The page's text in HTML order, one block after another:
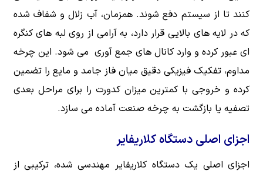
کنند تا از سیستم دفع شوند. همزمان، آب زلال و شفاف شده
که در لایه های بالایی قرار دارد، به آرامی از روی لبه های کنگره
ای عبور کرده و وارد کانال های جمع آوری می شود. این چرخه
مداوم، تفکیک فیزیکی دقیق میان فاز جامد و مایع را تضمین
کرده و خروجی با کمترین میزان کدورت را برای مراحل بعدی
تصفیه یا بازگشت به چرخه صنعت آماده می سازد.
اجزای اصلی دستگاه کلاریفایر
اجزای اصلی یک دستگاه کلاریفایر مهندسی شده، ترکیبی از